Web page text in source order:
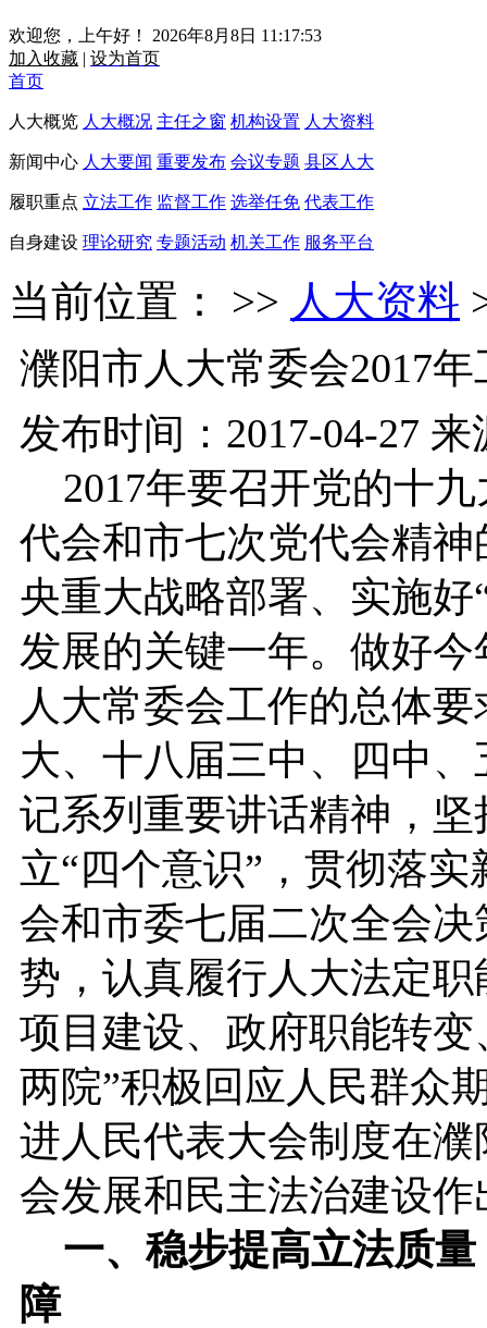
欢迎您，上午好！ 2026年8月8日 11:17:53
加入收藏 | 设为首页
首页
人大概览 人大概况 主任之窗 机构设置 人大资料
新闻中心 人大要闻 重要发布 会议专题 县区人大
履职重点 立法工作 监督工作 选举任免 代表工作
自身建设 理论研究 专题活动 机关工作 服务平台
当前位置： >> 人大资料
濮阳市人大常委会2017
发布时间：2017-04-27
2017年要召开党的十
代会和市七次党代会精
央重大战略部署、实施
发展的关键一年。做好
人大常委会工作的总体
大、十八届三中、四中
记系列重要讲话精神，
立“四个意识”，贯彻落
会和市委七届二次全会
势，认真履行人大法定
项目建设、政府职能转
两院”积极回应人民群众
进人民代表大会制度在
会发展和民主法治建设
一、稳步提高立法质
障